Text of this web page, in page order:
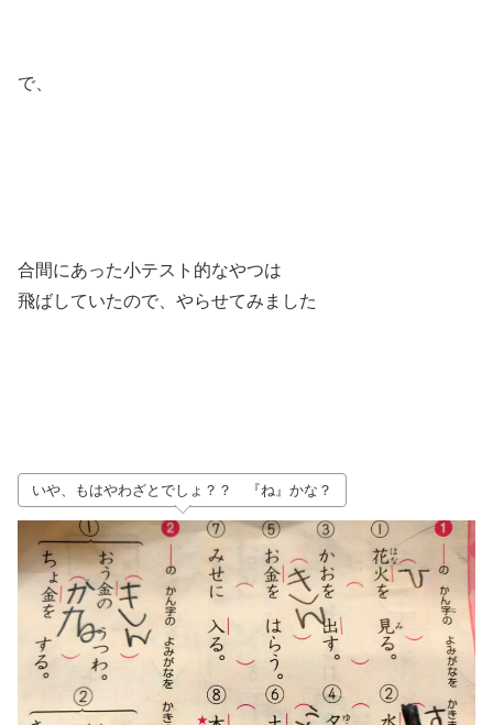
で、
合間にあった小テスト的なやつは
飛ばしていたので、やらせてみました
いや、もはやわざとでしょ？？ 『ね』かな？